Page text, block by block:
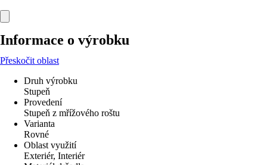
Informace o výrobku
Přeskočit oblast
Druh výrobku
Stupeň
Provedení
Stupeň z mřížového roštu
Varianta
Rovné
Oblast využití
Exteriér, Interiér